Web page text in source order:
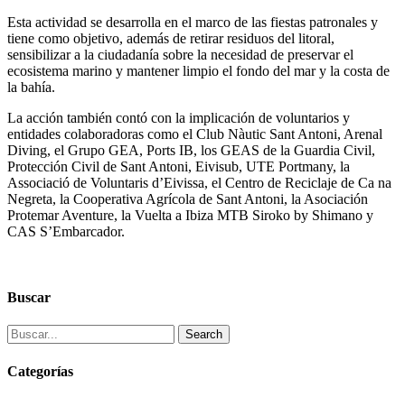
Esta actividad se desarrolla en el marco de las fiestas patronales y
tiene como objetivo, además de retirar residuos del litoral,
sensibilizar a la ciudadanía sobre la necesidad de preservar el
ecosistema marino y mantener limpio el fondo del mar y la costa de
la bahía.
La acción también contó con la implicación de voluntarios y
entidades colaboradoras como el Club Nàutic Sant Antoni, Arenal
Diving, el Grupo GEA, Ports IB, los GEAS de la Guardia Civil,
Protección Civil de Sant Antoni, Eivisub, UTE Portmany, la
Associació de Voluntaris d’Eivissa, el Centro de Reciclaje de Ca na
Negreta, la Cooperativa Agrícola de Sant Antoni, la Asociación
Protemar Aventure, la Vuelta a Ibiza MTB Siroko by Shimano y
CAS S’Embarcador.
Buscar
Search
Categorías